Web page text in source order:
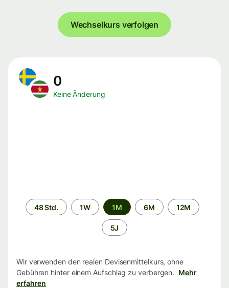
Wechselkurs verfolgen
0
Keine Änderung
Zeitraum
48 Std. 1W 1M 6M 12M
5J
Wir verwenden den realen Devisenmittelkurs, ohne
Gebühren hinter einem Aufschlag zu verbergen. Mehr
erfahren